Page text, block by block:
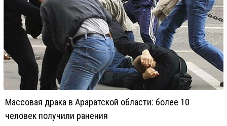
Массовая драка в Араратской области: более 10
человек получили ранения